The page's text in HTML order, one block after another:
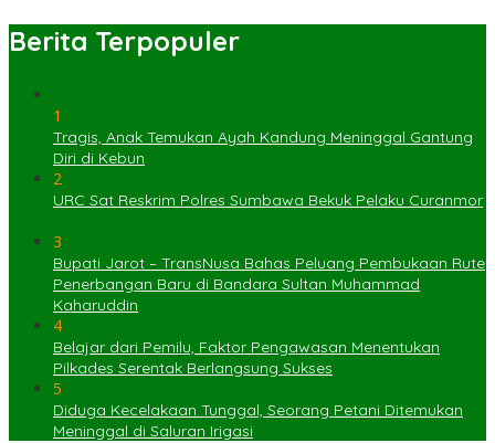
Berita Terpopuler
1
Tragis, Anak Temukan Ayah Kandung Meninggal Gantung
Diri di Kebun
2
URC Sat Reskrim Polres Sumbawa Bekuk Pelaku Curanmor
3
Bupati Jarot – TransNusa Bahas Peluang Pembukaan Rute
Penerbangan Baru di Bandara Sultan Muhammad
Kaharuddin
4
Belajar dari Pemilu, Faktor Pengawasan Menentukan
Pilkades Serentak Berlangsung Sukses
5
Diduga Kecelakaan Tunggal, Seorang Petani Ditemukan
Meninggal di Saluran Irigasi